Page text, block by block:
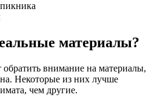
материалы?
внимание на материалы,
Некоторые из них лучше
чем другие.